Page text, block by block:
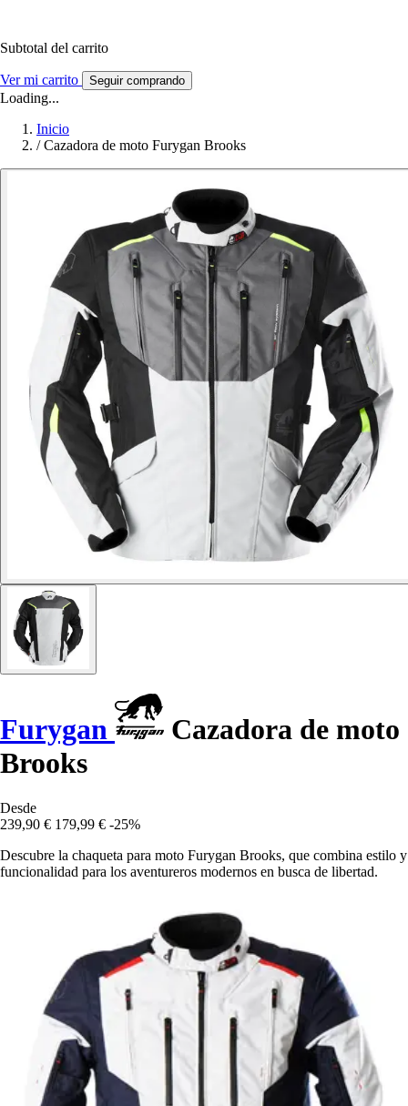
Subtotal del carrito
Ver mi carrito Seguir comprando
Loading...
Inicio
/ Cazadora de moto Furygan Brooks
Furygan
Cazadora de moto
Brooks
Desde
239,90 € 179,99 € -25%
Descubre la chaqueta para moto Furygan Brooks, que combina estilo y
funcionalidad para los aventureros modernos en busca de libertad.